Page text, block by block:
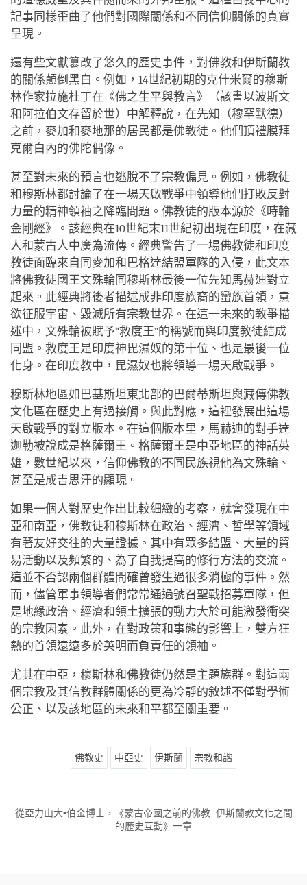
記事同樣歪曲了他們對國際關係和不同信仰關係的真實
呈現。
還有些文獻篡改了悠久的歷史事件，對佛教和伊斯蘭教
的關係顛倒黑白。例如，14世紀初期的克什米爾的穆斯
林作家拉施杜丁在《佛之生平與教言》（該書以波斯文
和阿拉伯文存留於世）中解釋說，在先知（穆罕默德）
之前，麥加和麥地那的居民都是佛教徒。他們頂禮膜拜
克爾白內的佛陀偶像。
甚至對未來的預言也逃脫不了宗教偏見。例如，佛教徒
和穆斯林都討論了在一場天啟戰爭中領導他們打敗反對
力量的精神領袖之降臨問題。佛教徒的版本源於《時輪
金剛經》。該經典在10世紀末11世紀初出現在印度，在藏
人和蒙古人中廣為流傳。經典警告了一場佛教徒和印度
教徒面臨來自同麥加和巴格達結盟軍隊的入侵，此文本
將佛教徒國王文殊輪同穆斯林最後一位先知馬赫迪對立
起來。此經典將後者描述成非印度族裔的蠻族首領，意
欲征服宇宙、毀滅所有宗教世界。在這一未來的教爭描
述中，文殊輪被賦予“救度王”的稱號而與印度教徒結成
同盟。救度王是印度神毘濕奴的第十位、也是最後一位
化身。在印度教中，毘濕奴也將領導一場天啟戰爭。
穆斯林地區如巴基斯坦東北部的巴爾蒂斯坦與藏傳佛教
文化區在歷史上有過接觸。與此對應，這裡發展出這場
天啟戰爭的對立版本。在這個版本里，馬赫迪的對手達
迦勒被說成是格薩爾王。格薩爾王是中亞地區的神話英
雄，數世紀以來，信仰佛教的不同民族視他為文殊輪、
甚至是成吉思汗的顯現。
如果一個人對歷史作出比較細緻的考察，就會發現在中
亞和南亞，佛教徒和穆斯林在政治、經濟、哲學等領域
有著友好交往的大量證據。其中有眾多結盟、大量的貿
易活動以及頻繁的、為了自我提高的修行方法的交流。
這並不否認兩個群體間確曾發生過很多消極的事件。然
而，儘管軍事領導者們常常通過號召聖戰招募軍隊，但
是地緣政治、經濟和領土擴張的動力大於可能激發衝突
的宗教因素。此外，在對政策和事態的影響上，雙方狂
熱的首領遠遠多於英明而負責任的領袖。
尤其在中亞，穆斯林和佛教徒仍然是主題族群。對這兩
個宗教及其信教群體關係的更為冷靜的敘述不僅對學術
公正、以及該地區的未來和平都至關重要。
佛教史 中亞史 伊斯蘭 宗教和諧
從亞力山大•伯金博士，《蒙古帝國之前的佛教–伊斯蘭教文化之間
的歷史互動》一章